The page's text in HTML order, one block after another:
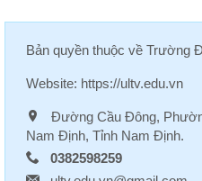
Bản quyền thuộc về Trường
Website: https://ultv.edu.vn
Đường Cầu Đông,
Nam Định, Tỉnh Nam Định.
0382598259